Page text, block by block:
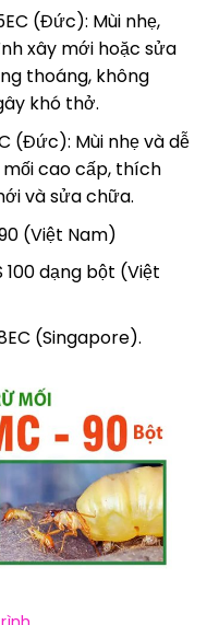
(Đức): Mùi nhẹ,
xây mới hoặc sửa
thoáng, không
khó thở.
(Đức): Mùi nhẹ và dễ
cao cấp, thích
và sửa chữa.
(Việt Nam)
100 dạng bột (Việt
(Singapore).